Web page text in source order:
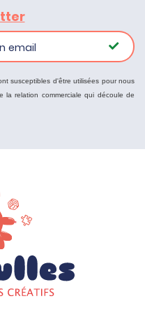
email
susceptibles d'être utilisées pour nous
la relation commerciale qui découle de